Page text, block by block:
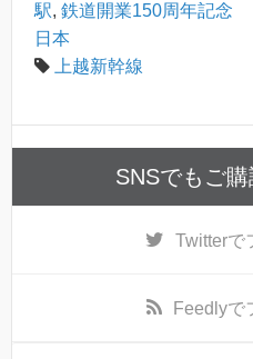
駅, 鉄道開業150周年記念
日本
上越新幹線
SNSでもご購
Twitterで
Feedlyで